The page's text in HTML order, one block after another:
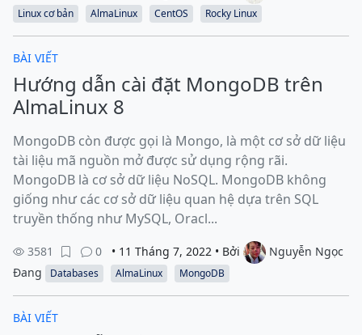
Linux cơ bản AlmaLinux CentOS Rocky Linux
BÀI VIẾT
Hướng dẫn cài đặt MongoDB trên
AlmaLinux 8
MongoDB còn được gọi là Mongo, là một cơ sở dữ liệu
tài liệu mã nguồn mở được sử dụng rộng rãi.
MongoDB là cơ sở dữ liệu NoSQL. MongoDB không
giống như các cơ sở dữ liệu quan hệ dựa trên SQL
truyền thống như MySQL, Oracl...
3581 0 • 11 Tháng 7, 2022 • Bởi
Nguyễn Ngọc
Đang
Databases AlmaLinux MongoDB
BÀI VIẾT